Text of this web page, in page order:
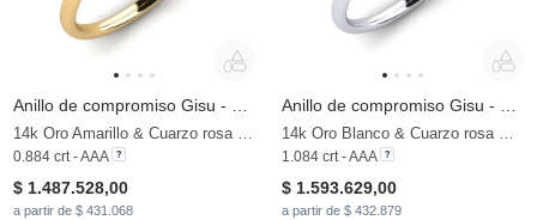
14k Oro Amarillo & Cuarzo rosa & Moissanita
0.884 crt - AAA
$ 1.487.528,00
a partir de $ 431.068
14k Oro Blanco & Cuarzo rosa & Moissanita
1.084 crt - AAA
$ 1.593.629,00
a partir de $ 432.879